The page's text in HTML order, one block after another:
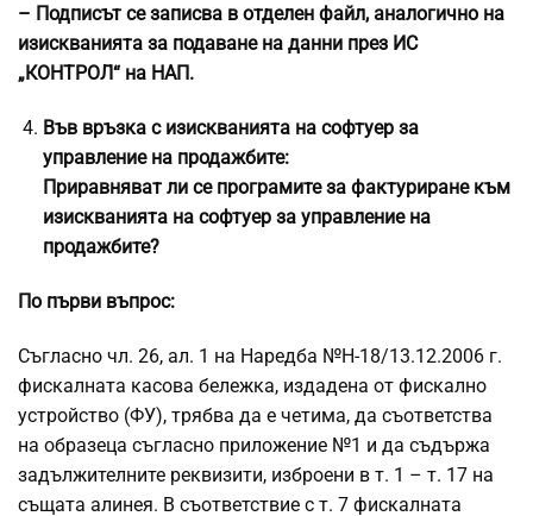
– Подписът се записва в отделен файл, аналогично на
изискванията за подаване на данни през ИС
„КОНТРОЛ“ на НАП.
Във връзка с изискванията на софтуер за
управление на продажбите:
Приравняват ли се програмите за фактуриране към
изискванията на софтуер за управление на
продажбите?
По първи въпрос:
Съгласно чл. 26, ал. 1 на Наредба №Н-18/13.12.2006 г.
фискалната касова бележка, издадена от фискално
устройство (ФУ), трябва да е четима, да съответства
на образеца съгласно приложение №1 и да съдържа
задължителните реквизити, изброени в т. 1 – т. 17 на
същата алинея. В съответствие с т. 7 фискалната